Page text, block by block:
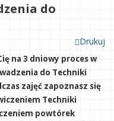
do
Drukuj
na 3 dniowy proces w
do Techniki
zajęć zapoznasz się
Techniki
powtórek